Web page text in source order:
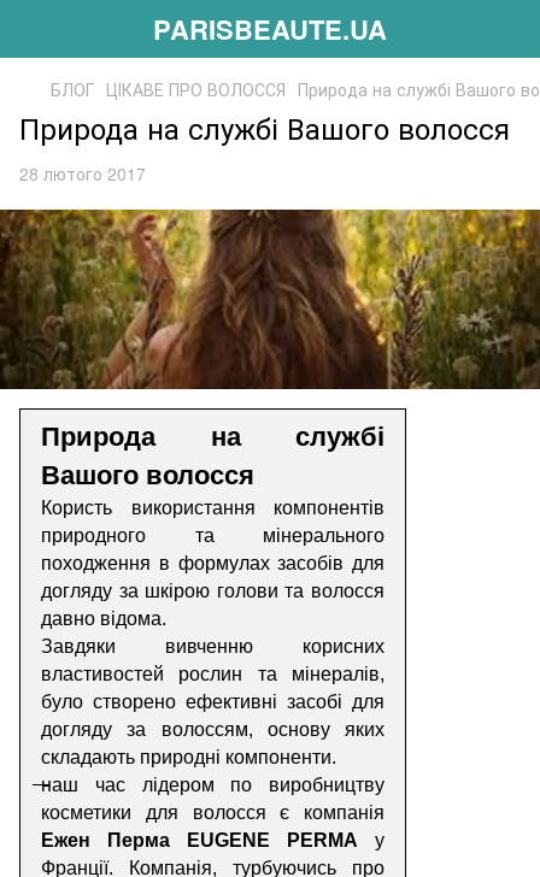
PARISBEAUTE.UA
БЛОГ ЦІКАВЕ ПРО ВОЛОССЯ Природа на службі Вашого
Природа на службі Вашого волосся
28 лютого 2017
Природа на службі
Вашого волосся
Користь використання компонентів
природного та мінерального
походження в формулах засобів для
догляду за шкірою голови та волосся
давно відома.
Завдяки вивченню корисних
властивостей рослин та мінералів,
було створено ефективні засобі для
догляду за волоссям, основу яких
складають природні компоненти.
наш час лідером по виробництву
косметики для волосся є компанія
Ежен Перма EUGENE PERMA
у
Франції. Компанія, турбуючись про